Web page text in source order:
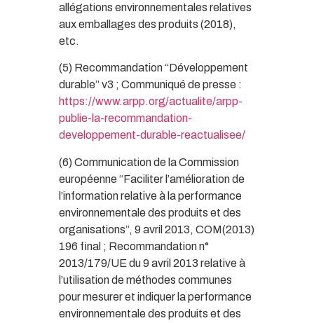
allégations environnementales relatives
aux emballages des produits (2018),
etc.
(5) Recommandation “Développement
durable” v3 ; Communiqué de presse :
https://www.arpp.org/actualite/arpp-
publie-la-recommandation-
developpement-durable-reactualisee/
(6) Communication de la Commission
européenne “Faciliter l’amélioration de
l’information relative à la performance
environnementale des produits et des
organisations”, 9 avril 2013, COM(2013)
196 final ; Recommandation n°
2013/179/UE du 9 avril 2013 relative à
l’utilisation de méthodes communes
pour mesurer et indiquer la performance
environnementale des produits et des